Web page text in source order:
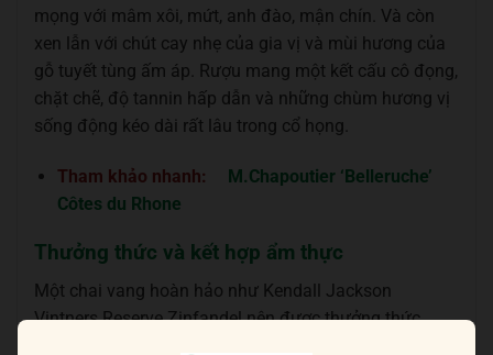
mọng với mâm xôi, mứt, anh đào, mận chín. Và còn
xen lẫn với chút cay nhẹ của gia vị và mùi hương của
gỗ tuyết tùng ấm áp. Rượu mang một kết cấu cô đọng,
chặt chẽ, độ tannin hấp dẫn và những chùm hương vị
sống động kéo dài rất lâu trong cổ họng.
Tham khảo nhanh:
M.Chapoutier ‘Belleruche’
Côtes du Rhone
Thưởng thức và kết hợp ẩm thực
Một chai vang hoàn hảo như Kendall Jackson
Vintners Reserve Zinfandel nên được thưởng thức